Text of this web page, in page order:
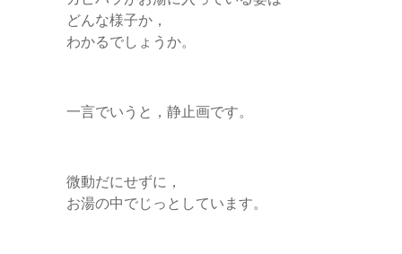
どんな様子か，
わかるでしょうか。
一言でいうと，静止画です。
微動だにせずに，
お湯の中でじっとしています。